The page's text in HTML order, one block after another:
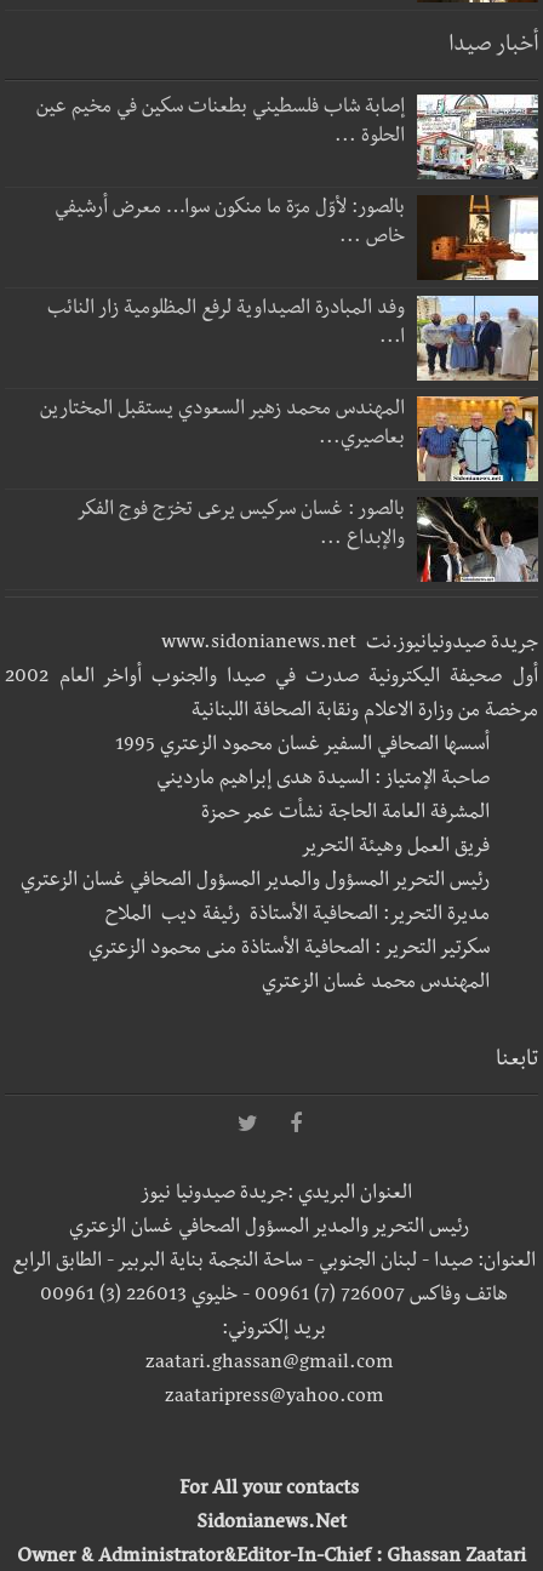
أخبار صيدا
إصابة شاب فلسطيني بطعنات سكين في مخيم عين
الحلوة ...
بالصور: لأوّل مرّة ما منكون سوا… معرض أرشيفي
خاص ...
وفد المبادرة الصيداوية لرفع المظلومية زار النائب
ا...
المهندس محمد زهير السعودي يستقبل المختارين
بعاصيري...
بالصور : غسان سركيس يرعى تخرّج فوج الفكر
والإبداع ...
جريدة صيدونيانيوز.نت www.sidonianews.net
أول صحيفة اليكترونية صدرت في صيدا والجنوب أواخر العام 2002
مرخصة من وزارة الاعلام ونقابة الصحافة اللبنانية
أسسها الصحافي السفير غسان محمود الزعتري 1995
صاحبة الإمتياز : السيدة هدى إبراهيم مارديني
المشرفة العامة الحاجة نشأت عمر حمزة
فريق العمل وهيئة التحرير
رئيس التحرير المسؤول والمدير المسؤول الصحافي غسان الزعتري
مديرة التحرير: الصحافية الأستاذة رئيفة ديب الملاح
سكرتير التحرير : الصحافية الأستاذة منى محمود الزعتري
المهندس محمد غسان الزعتري
تابعنا
العنوان البريدي :جريدة صيدونيا نيوز
رئيس التحرير والمدير المسؤول الصحافي غسان الزعتري
العنوان: صيدا - لبنان الجنوبي - ساحة النجمة بناية البربير - الطابق الرابع
هاتف وفاكس 726007 (7) 00961 - خليوي 226013 (3) 00961
بريد إلكتروني:
zaatari.ghassan@gmail.com
zaataripress@yahoo.com
For All your contacts
Sidonianews.Net
Owner & Administrator&Editor-In-Chief : Ghassan Zaatari